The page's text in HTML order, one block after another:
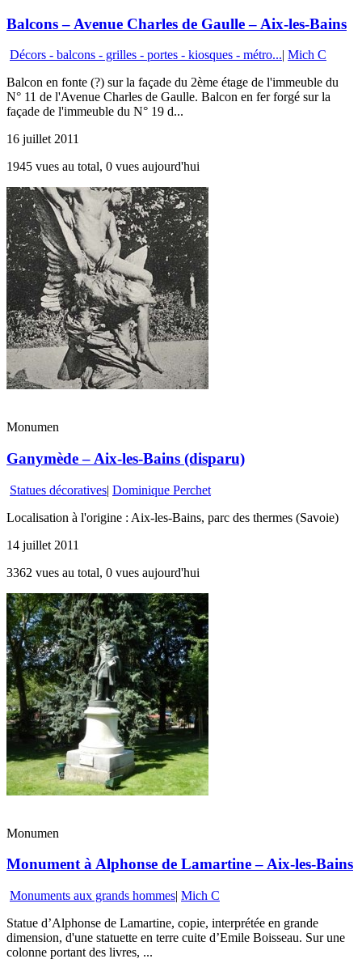
Balcons – Avenue Charles de Gaulle – Aix-les-Bains
Décors - balcons - grilles - portes - kiosques - métro...| Mich C
Balcon en fonte (?) sur la façade du 2ème étage de l'immeuble du
N° 11 de l'Avenue Charles de Gaulle. Balcon en fer forgé sur la
façade de l'immeuble du N° 19 d...
16 juillet 2011
1945 vues au total, 0 vues aujourd'hui
Monumen
Ganymède – Aix-les-Bains (disparu)
Statues décoratives| Dominique Perchet
Localisation à l'origine : Aix-les-Bains, parc des thermes (Savoie)
14 juillet 2011
3362 vues au total, 0 vues aujourd'hui
Monumen
Monument à Alphonse de Lamartine – Aix-les-Bains
Monuments aux grands hommes| Mich C
Statue d’Alphonse de Lamartine, copie, interprétée en grande
dimension, d'une statuette en terre cuite d’Emile Boisseau. Sur une
colonne portant des livres, ...